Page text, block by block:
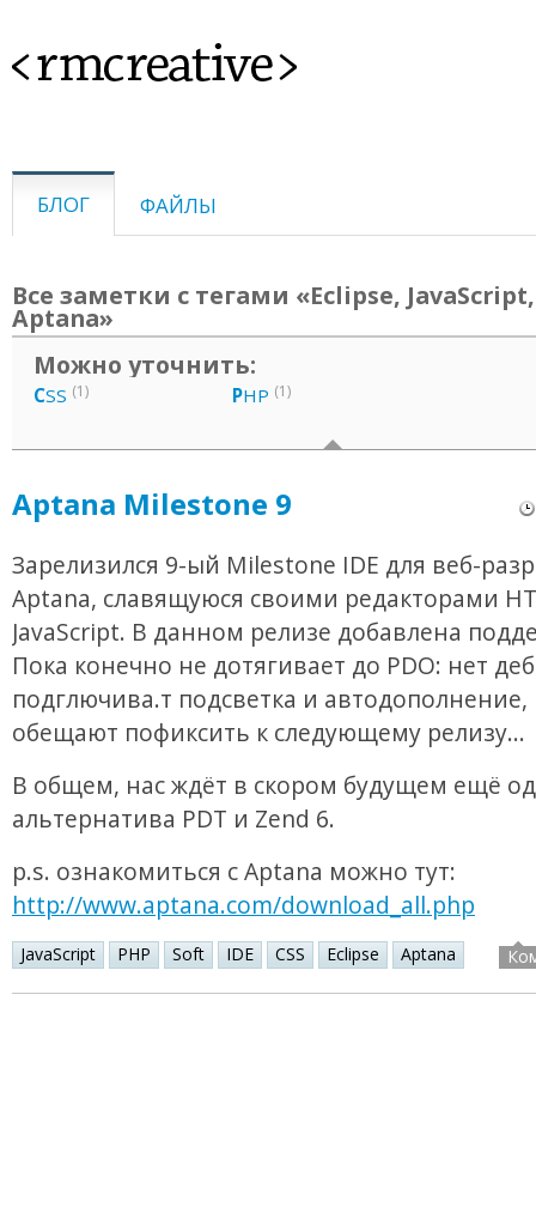
<rmcreative>
БЛОГ ФАЙЛЫ
Все заметки с тегами «Eclipse,
Aptana»
Можно уточнить:
CSS (1) PHP (1)
Aptana Milestone 9
Зарелизился 9-ый Milestone IDE для веб-
Aptana, славящуюся своими редакторами
JavaScript. В данном релизе добавлена
Пока конечно не дотягивает до PDO: нет
подглючива.т подсветка и автодополнение,
обещают пофиксить к следующему релизу...
В общем, нас ждёт в скором будущем ещё
альтернатива PDT и Zend 6.
p.s. ознакомиться с Aptana можно тут:
http://www.aptana.com/download_all.php
JavaScript PHP Soft IDE CSS Eclipse Aptana